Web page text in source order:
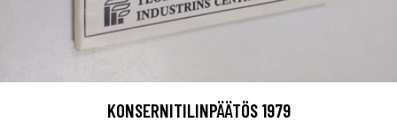
KONSERNITILINPÄÄTÖS 1979